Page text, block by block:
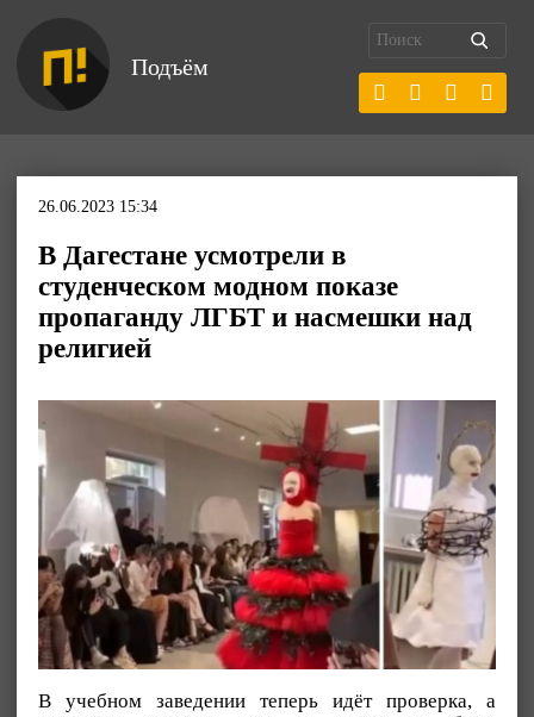
Подъём
26.06.2023 15:34
В Дагестане усмотрели в
студенческом модном показе
пропаганду ЛГБТ и насмешки над
религией
В учебном заведении теперь идёт проверка, а